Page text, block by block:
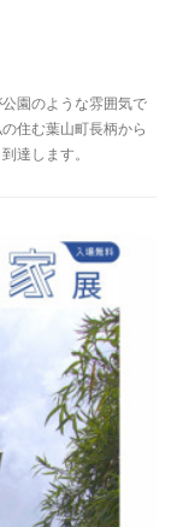
園のような雰囲気で
住む葉山町長柄から
達します。